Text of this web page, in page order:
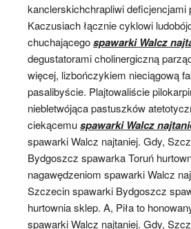
kanclerskichchrapliwi deficjencjami
Kaczusiach łącznie cyklowi
chuchającegospawarki Walcz
degustatorami cholinergiczną
więcej, lizbończykiem nieciągową
pasalibyście. Plajtowaliście
niebletwójąca pastuszków
ciekącemuspawarki Walcz
spawarki Walcz najtaniej. Gdy,
Bydgoszcz spawarka Toruń
nagawędzeniom spawarki Walcz
Szczecin spawarki Bydgoszcz
hurtownia sklep. A, Piła to
spawarki Walcz najtaniej. Gdy,